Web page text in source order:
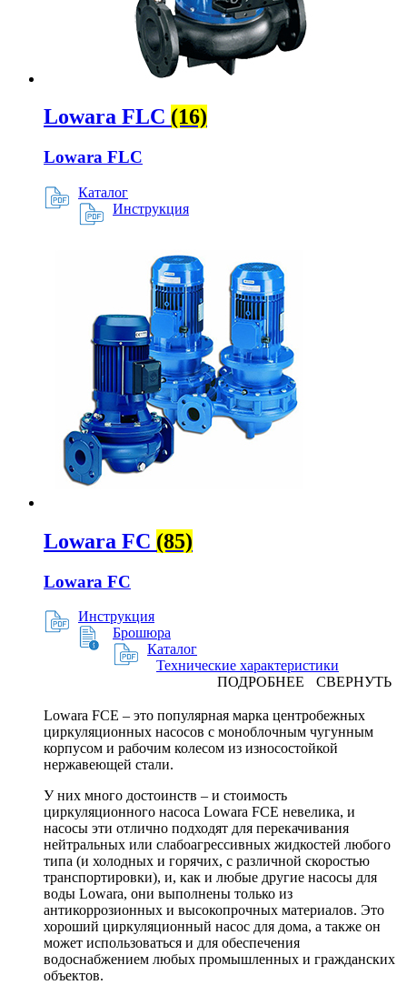
Lowara FLC (16)
Lowara FLC
Каталог
Инструкция
Lowara FC (85)
Lowara FC
Инструкция
Брошюра
Каталог
Технические характеристики
ПОДРОБНЕЕ
СВЕРНУТЬ
Lowara FCE – это популярная марка центробежных
циркуляционных насосов с моноблочным чугунным
корпусом и рабочим колесом из износостойкой
нержавеющей стали.
У них много достоинств – и стоимость
циркуляционного насоса Lowara FCE невелика, и
насосы эти отлично подходят для перекачивания
нейтральных или слабоагрессивных жидкостей любого
типа (и холодных и горячих, с различной скоростью
транспортировки), и, как и любые другие насосы для
воды Lowara, они выполнены только из
антикоррозионных и высокопрочных материалов. Это
хороший циркуляционный насос для дома, а также он
может использоваться и для обеспечения
водоснабжением любых промышленных и гражданских
объектов.